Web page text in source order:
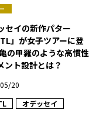
セイの新作パター
」が女子ツアーに登
の甲羅のような高慣性
ント設計とは？
20
オデッセイ